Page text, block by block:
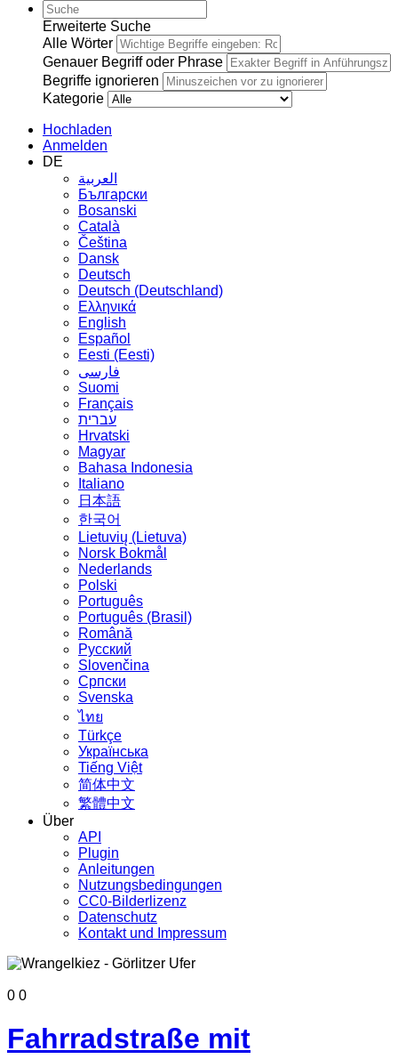
Erweiterte Suche
Alle Wörter
Genauer Begriff oder Phrase
Begriffe ignorieren
Kategorie
Hochladen
Anmelden
DE
العربية
Български
Bosanski
Сatalà
Čeština
Dansk
Deutsch
Deutsch (Deutschland)
Ελληνικά
English
Español
Eesti (Eesti)
فارسی
Suomi
Français
עברית
Hrvatski
Magyar
Bahasa Indonesia
Italiano
日本語
한국어
Lietuvių (Lietuva)
‪Norsk Bokmål‬
Nederlands
Polski
Português
Português (Brasil)
Română
Русский
Slovenčina
Српски
Svenska
ไทย
Türkçe
Українська
Tiếng Việt
简体中文
繁體中文
Über
API
Plugin
Anleitungen
Nutzungsbedingungen
CC0-Bilderlizenz
Datenschutz
Kontakt und Impressum
0 0
Fahrradstraße mit